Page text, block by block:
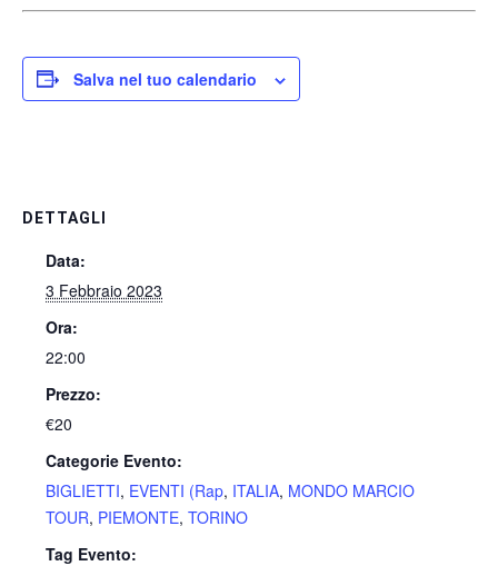
Salva nel tuo calendario
DETTAGLI
Data:
3 Febbraio 2023
Ora:
22:00
Prezzo:
€20
Categorie Evento:
BIGLIETTI, EVENTI (Rap, ITALIA, MONDO MARCIO
TOUR, PIEMONTE, TORINO
Tag Evento: